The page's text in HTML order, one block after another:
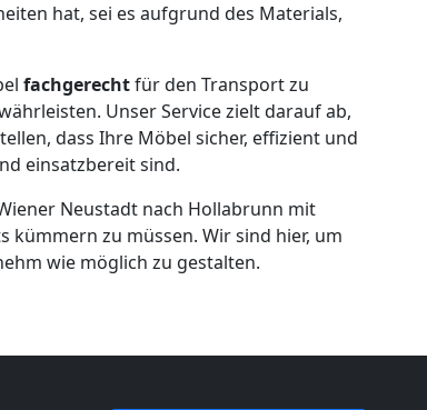
hat, sei es aufgrund des Materials,
fachgerechtfür den Transport zu
Unser Service zielt darauf ab,
dass Ihre Möbel sicher, effizient und
einsatzbereit sind.
Neustadt nach Hollabrunn mit
kümmern zu müssen. Wir sind hier, um
wie möglich zu gestalten.